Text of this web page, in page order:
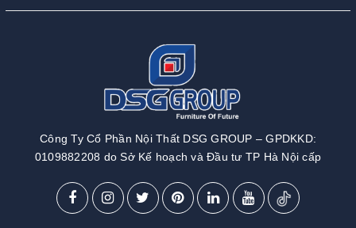
Công Ty Cổ Phần Nội Thất DSG GROUP – GPDKKD:
0109882208 do Sở Kế hoạch và Đầu tư TP Hà Nội cấp